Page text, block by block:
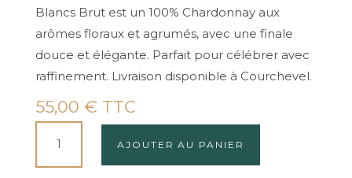
Blancs Brut est un 100% Chardonnay aux
arômes floraux et agrumés, avec une finale
douce et élégante. Parfait pour célébrer avec
raffinement. Livraison disponible à Courchevel.
55,00 € TTC
AJOUTER AU PANIER